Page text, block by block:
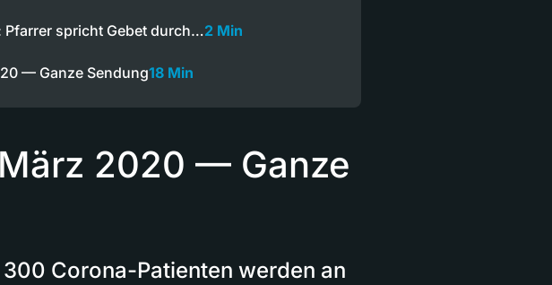
Pfarrer spricht Gebet durch…2 Min
— Ganze Sendung18 Min
2020 — Ganze
Corona-Patienten werden an